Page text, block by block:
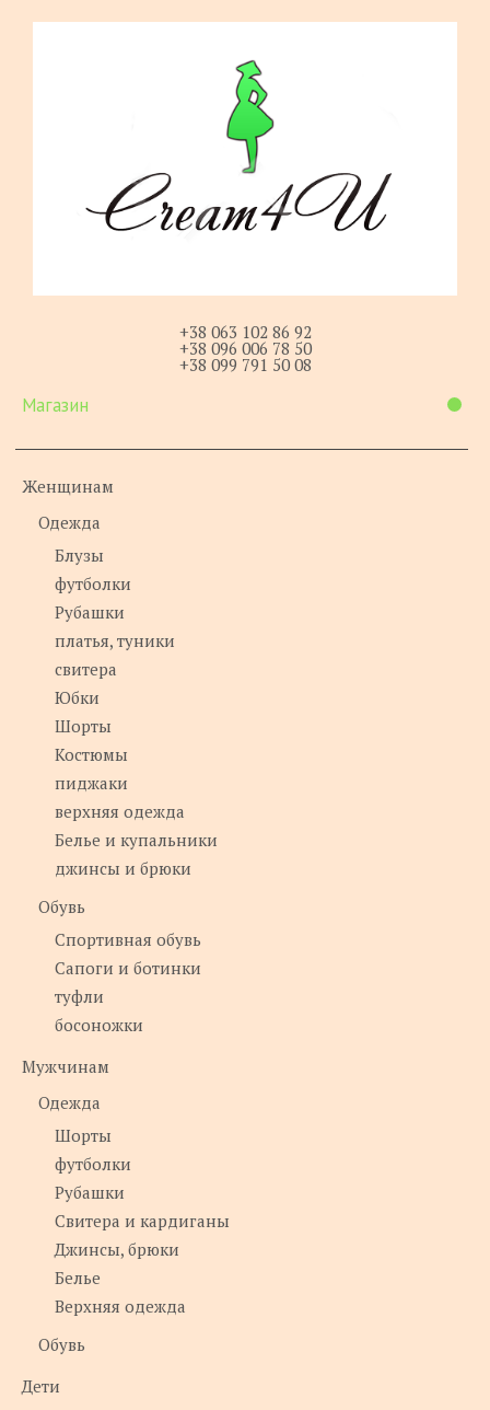
+38 063 102 86 92
+38 096 006 78 50
+38 099 791 50 08
Магазин
Женщинам
Одежда
Блузы
футболки
Рубашки
платья, туники
свитера
Юбки
Шорты
Костюмы
пиджаки
верхняя одежда
Белье и купальники
джинсы и брюки
Обувь
Спортивная обувь
Сапоги и ботинки
туфли
босоножки
Мужчинам
Одежда
Шорты
футболки
Рубашки
Свитера и кардиганы
Джинсы, брюки
Белье
Верхняя одежда
Обувь
Дети